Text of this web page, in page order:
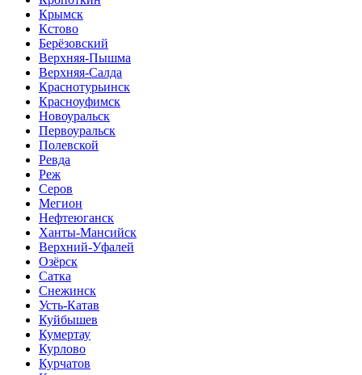
Крымск
Кстово
Берёзовский
Верхняя-Пышма
Верхняя-Салда
Краснотурьинск
Красноуфимск
Новоуральск
Первоуральск
Полевской
Ревда
Реж
Серов
Мегион
Нефтеюганск
Ханты-Мансийск
Верхний-Уфалей
Озёрск
Сатка
Снежинск
Усть-Катав
Куйбышев
Кумертау
Курлово
Курчатов